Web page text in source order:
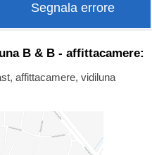
Segnala errore
B & B - affittacamere:
affittacamere, vidiluna